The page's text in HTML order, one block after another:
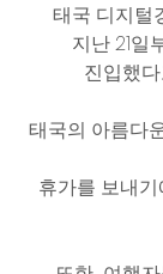
태국 디지털
지난 21일
진입했
태국의 아름다
휴가를 보내기